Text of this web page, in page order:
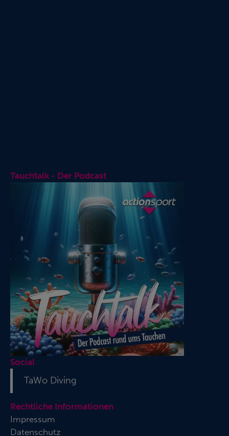
Tauchtalk - Der Podcast
Social
TaWo Diving
Rechtliche Informationen
Impressum
Datenschutz